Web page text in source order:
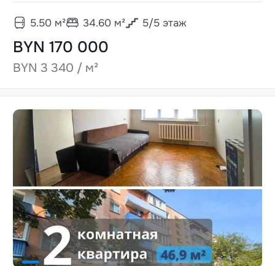
5.50м² 34.60м² 5/5этаж
BYN 170 000
BYN 3 340 / м²